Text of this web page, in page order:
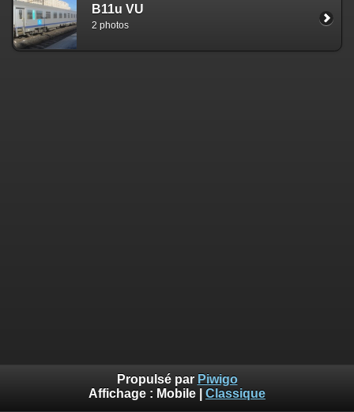
B11u VU
2 photos
Propulsé par Piwigo
Affichage : Mobile Classique